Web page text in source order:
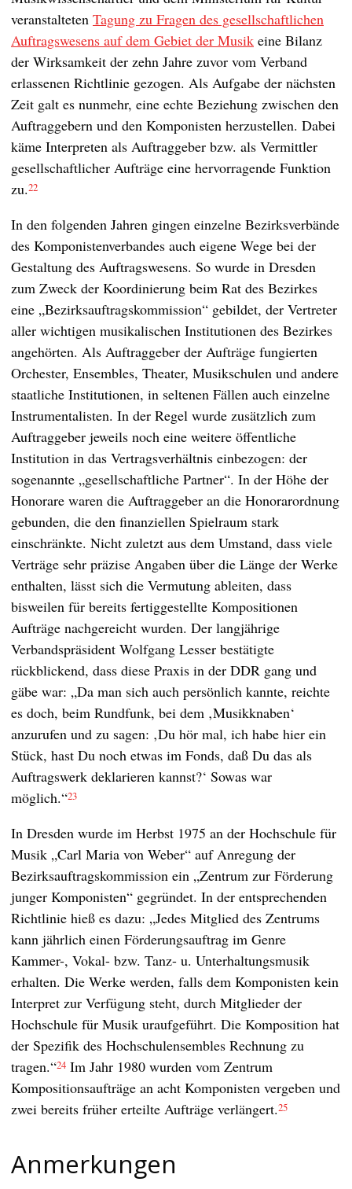
veranstalteten Tagung zu Fragen des gesellschaftlichen
Auftragswesens auf dem Gebiet der Musik eine Bilanz
der Wirksamkeit der zehn Jahre zuvor vom Verband
erlassenen Richtlinie gezogen. Als Aufgabe der nächsten
Zeit galt es nunmehr, eine echte Beziehung zwischen den
Auftraggebern und den Komponisten herzustellen. Dabei
käme Interpreten als Auftraggeber bzw. als Vermittler
gesellschaftlicher Aufträge eine hervorragende Funktion
zu.22
In den folgenden Jahren gingen einzelne Bezirksverbände
des Komponistenverbandes auch eigene Wege bei der
Gestaltung des Auftragswesens. So wurde in Dresden
zum Zweck der Koordinierung beim Rat des Bezirkes
eine „Bezirksauftragskommission“ gebildet, der Vertreter
aller wichtigen musikalischen Institutionen des Bezirkes
angehörten. Als Auftraggeber der Aufträge fungierten
Orchester, Ensembles, Theater, Musikschulen und andere
staatliche Institutionen, in seltenen Fällen auch einzelne
Instrumentalisten. In der Regel wurde zusätzlich zum
Auftraggeber jeweils noch eine weitere öffentliche
Institution in das Vertragsverhältnis einbezogen: der
sogenannte „gesellschaftliche Partner“. In der Höhe der
Honorare waren die Auftraggeber an die Honorarordnung
gebunden, die den finanziellen Spielraum stark
einschränkte. Nicht zuletzt aus dem Umstand, dass viele
Verträge sehr präzise Angaben über die Länge der Werke
enthalten, lässt sich die Vermutung ableiten, dass
bisweilen für bereits fertiggestellte Kompositionen
Aufträge nachgereicht wurden. Der langjährige
Verbandspräsident Wolfgang Lesser bestätigte
rückblickend, dass diese Praxis in der DDR gang und
gäbe war: „Da man sich auch persönlich kannte, reichte
es doch, beim Rundfunk, bei dem ‚Musikknaben‘
anzurufen und zu sagen: ‚Du hör mal, ich habe hier ein
Stück, hast Du noch etwas im Fonds, daß Du das als
Auftragswerk deklarieren kannst?‘ Sowas war
möglich.“23
In Dresden wurde im Herbst 1975 an der Hochschule für
Musik „Carl Maria von Weber“ auf Anregung der
Bezirksauftragskommission ein „Zentrum zur Förderung
junger Komponisten“ gegründet. In der entsprechenden
Richtlinie hieß es dazu: „Jedes Mitglied des Zentrums
kann jährlich einen Förderungsauftrag im Genre
Kammer-, Vokal- bzw. Tanz- u. Unterhaltungsmusik
erhalten. Die Werke werden, falls dem Komponisten kein
Interpret zur Verfügung steht, durch Mitglieder der
Hochschule für Musik uraufgeführt. Die Komposition hat
der Spezifik des Hochschulensembles Rechnung zu
tragen.“24 Im Jahr 1980 wurden vom Zentrum
Kompositionsaufträge an acht Komponisten vergeben und
zwei bereits früher erteilte Aufträge verlängert.25
Anmerkungen